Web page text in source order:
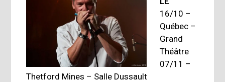
16/10 –
Québec –
Grand
Théâtre
07/11 –
Thetford Mines – Salle Dussault